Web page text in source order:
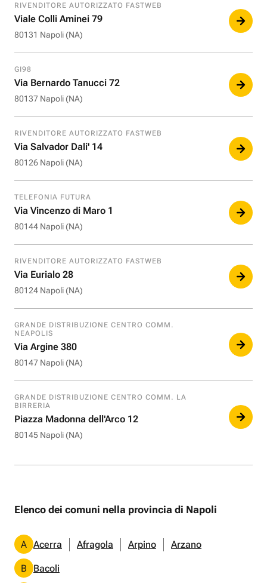
RIVENDITORE AUTORIZZATO FASTWEB
Viale Colli Aminei 79
80131 Napoli (NA)
GI98
Via Bernardo Tanucci 72
80137 Napoli (NA)
RIVENDITORE AUTORIZZATO FASTWEB
Via Salvador Dali' 14
80126 Napoli (NA)
TELEFONIA FUTURA
Via Vincenzo di Maro 1
80144 Napoli (NA)
RIVENDITORE AUTORIZZATO FASTWEB
Via Eurialo 28
80124 Napoli (NA)
GRANDE DISTRIBUZIONE CENTRO COMM.
NEAPOLIS
Via Argine 380
80147 Napoli (NA)
GRANDE DISTRIBUZIONE CENTRO COMM. LA
BIRRERIA
Piazza Madonna dell'Arco 12
80145 Napoli (NA)
Elenco dei comuni nella provincia di Napoli
A Acerra Afragola Arpino Arzano
B Bacoli